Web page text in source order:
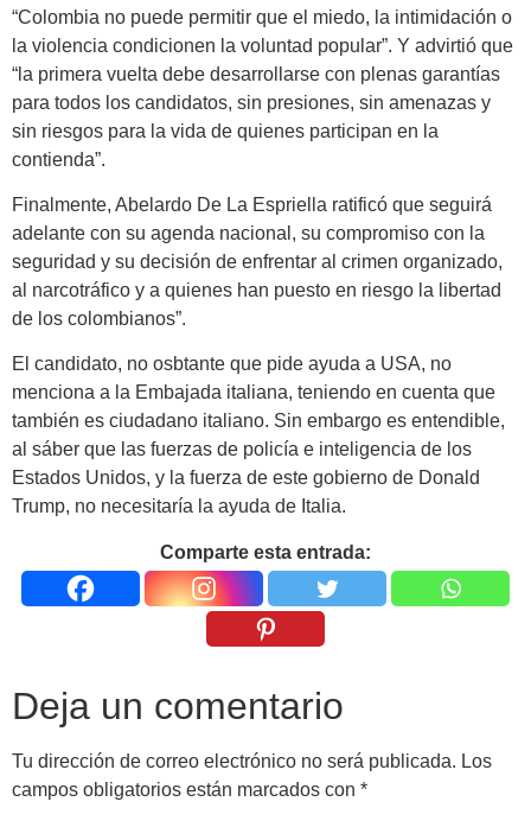
“Colombia no puede permitir que el miedo, la intimidación o
la violencia condicionen la voluntad popular”. Y advirtió que
“la primera vuelta debe desarrollarse con plenas garantías
para todos los candidatos, sin presiones, sin amenazas y
sin riesgos para la vida de quienes participan en la
contienda”.
Finalmente, Abelardo De La Espriella ratificó que seguirá
adelante con su agenda nacional, su compromiso con la
seguridad y su decisión de enfrentar al crimen organizado,
al narcotráfico y a quienes han puesto en riesgo la libertad
de los colombianos”.
El candidato, no osbtante que pide ayuda a USA, no
menciona a la Embajada italiana, teniendo en cuenta que
también es ciudadano italiano. Sin embargo es entendible,
al sáber que las fuerzas de policía e inteligencia de los
Estados Unidos, y la fuerza de este gobierno de Donald
Trump, no necesitaría la ayuda de Italia.
Comparte esta entrada:
Deja un comentario
Tu dirección de correo electrónico no será publicada. Los
campos obligatorios están marcados con *